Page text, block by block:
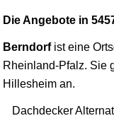
Die Angebote in
Berndorfist eine
Rheinland-Pfalz. Sie
Hillesheim an.
Dachdecker